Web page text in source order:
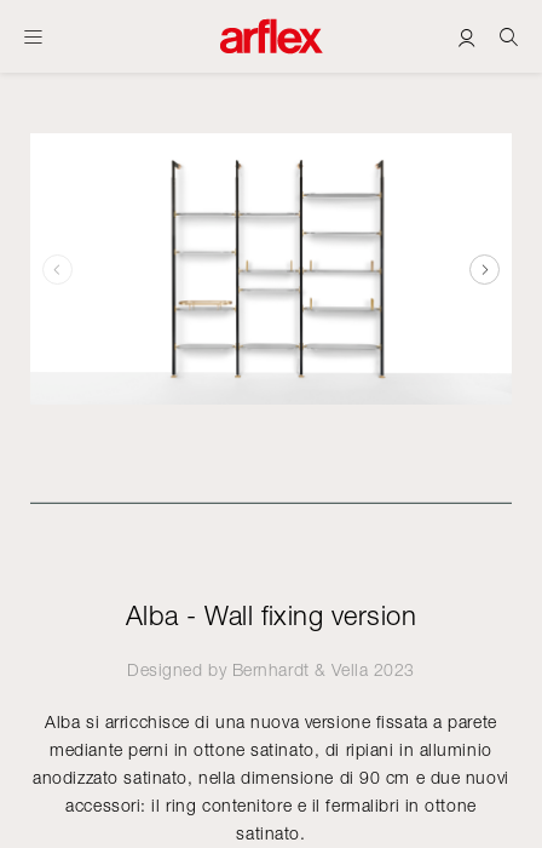
Alba - Wall fixing version
Designed by Bernhardt & Vella 2023
Alba si arricchisce di una nuova versione fissata a parete
mediante perni in ottone satinato, di ripiani in alluminio
anodizzato satinato, nella dimensione di 90 cm e due nuovi
accessori: il ring contenitore e il fermalibri in ottone
satinato.